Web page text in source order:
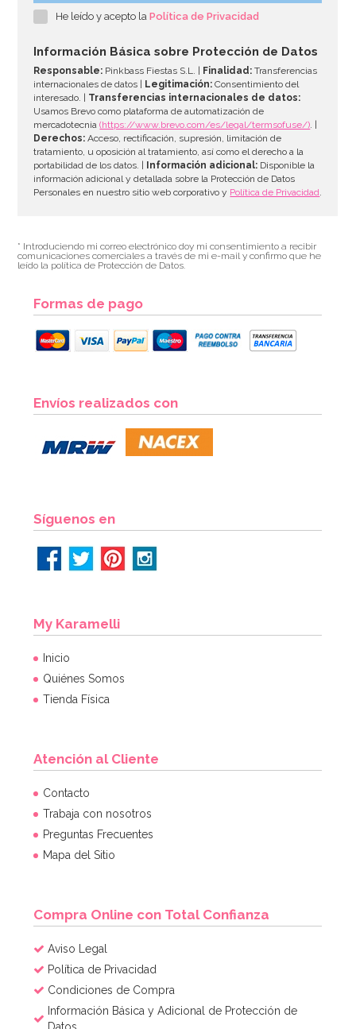
AÑADIR
64,95€ 54,55€
Contrapeso para Globos de Helio Rojo
AÑADIR
He leído y acepto laPolítica de Privacidad
Información Básica sobre Protección de Datos
Responsable: Pinkbass Fiestas S.L. | Finalidad: Transferencias
internacionales de datos |
Legitimación: Consentimiento del
interesado. | Transferencias internacionales de datos:
Usamos Brevo como plataforma de automatización de
mercadotecnia(https://www.brevo.com/es/legal/termsofuse/). |
Derechos: Acceso, rectificación, supresión, limitación de
tratamiento, u oposición al tratamiento, así como el derecho a la
portabilidad de los datos. |
Información adicional: Disponible la
información adicional y detallada sobre la Protección de Datos
Personales en nuestro sitio web corporativo y Política de Privacidad.
* Introduciendo mi correo electrónico doy mi consentimiento a recibir
comunicaciones comerciales a través de mi e-mail y confirmo que he
leído la política de Protección de Datos.
Formas de pago
Envíos realizados con
Síguenos en
My Karamelli
Inicio
Quiénes Somos
Tienda Física
Atención al Cliente
Contacto
Trabaja con nosotros
Preguntas Frecuentes
Mapa del Sitio
Compra Online con Total Confianza
Aviso Legal
Política de Privacidad
Condiciones de Compra
Información Básica y Adicional de Protección de